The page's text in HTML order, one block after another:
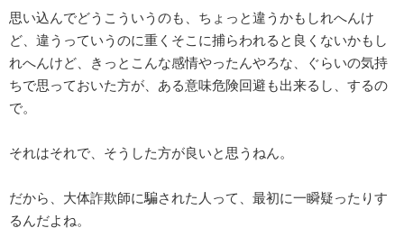
思い込んでどうこういうのも、ちょっと違うかもしれへんけ
ど、違うっていうのに重くそこに捕らわれると良くないかもし
れへんけど、きっとこんな感情やったんやろな、ぐらいの気持
ちで思っておいた方が、ある意味危険回避も出来るし、するの
で。
それはそれで、そうした方が良いと思うねん。
だから、大体詐欺師に騙された人って、最初に一瞬疑ったりす
るんだよね。